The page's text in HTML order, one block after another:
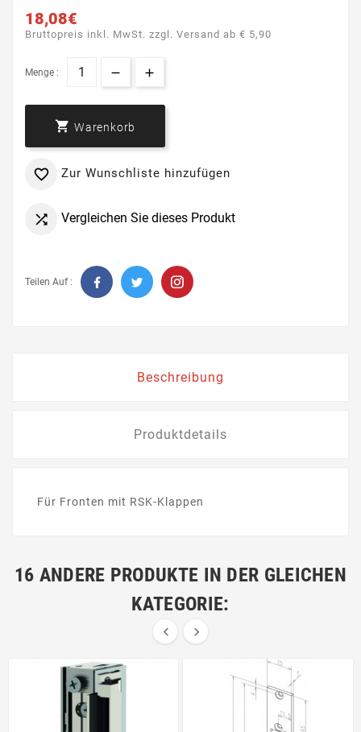
18,08€
Bruttopreis inkl. MwSt. zzgl. Versand ab € 5,90
Menge :
 Warenkorb
 Zur Wunschliste hinzufügen
 Vergleichen Sie dieses Produkt
Teilen Auf :
Beschreibung
Produktdetails
Für Fronten mit RSK-Klappen
16 ANDERE PRODUKTE IN DER GLEICHEN
KATEGORIE:
 